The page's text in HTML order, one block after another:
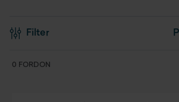
Filter
0 FORDON